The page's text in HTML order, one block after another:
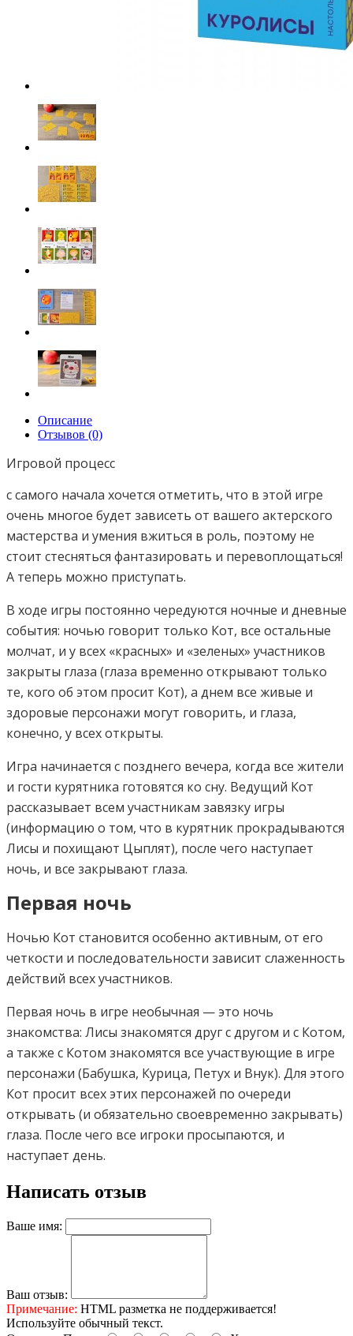
Описание
Отзывов (0)
Игровой процесс
с самого начала хочется отметить, что в этой игре
очень многое будет зависеть от вашего актерского
мастерства и умения вжиться в роль, поэтому не
стоит стесняться фантазировать и перевоплощаться!
А теперь можно приступать.
В ходе игры постоянно чередуются ночные и дневные
события: ночью говорит только Кот, все остальные
молчат, и у всех «красных» и «зеленых» участников
закрыты глаза (глаза временно открывают только
те, кого об этом просит Кот), а днем все живые и
здоровые персонажи могут говорить, и глаза,
конечно, у всех открыты.
Игра начинается с позднего вечера, когда все жители
и гости курятника готовятся ко сну. Ведущий Кот
рассказывает всем участникам завязку игры
(информацию о том, что в курятник прокрадываются
Лисы и похищают Цыплят), после чего наступает
ночь, и все закрывают глаза.
Первая ночь
Ночью Кот становится особенно активным, от его
четкости и последовательности зависит слаженность
действий всех участников.
Первая ночь в игре необычная — это ночь
знакомства: Лисы знакомятся друг с другом и с Котом,
а также с Котом знакомятся все участвующие в игре
персонажи (Бабушка, Курица, Петух и Внук). Для этого
Кот просит всех этих персонажей по очереди
открывать (и обязательно своевременно закрывать)
глаза. После чего все игроки просыпаются, и
наступает день.
Написать отзыв
Ваше имя:
Ваш отзыв:
Примечание: HTML разметка не поддерживается!
Используйте обычный текст.